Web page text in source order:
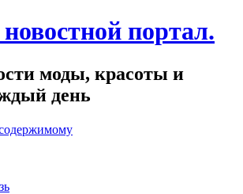
портал.
моды, красоты и
день